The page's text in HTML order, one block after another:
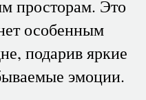
просторам. Это
особенным
подарив яркие
эмоции.